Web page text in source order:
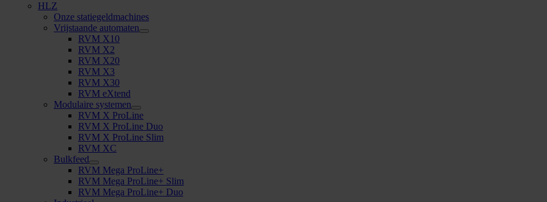
HLZ
Onze statiegeldmachines
Vrijstaande automaten
RVM X10
RVM X2
RVM X20
RVM X3
RVM X30
RVM eXtend
Modulaire systemen
RVM X ProLine
RVM X ProLine Duo
RVM X ProLine Slim
RVM XC
Bulkfeed
RVM Mega ProLine+
RVM Mega ProLine+ Slim
RVM Mega ProLine+ Duo